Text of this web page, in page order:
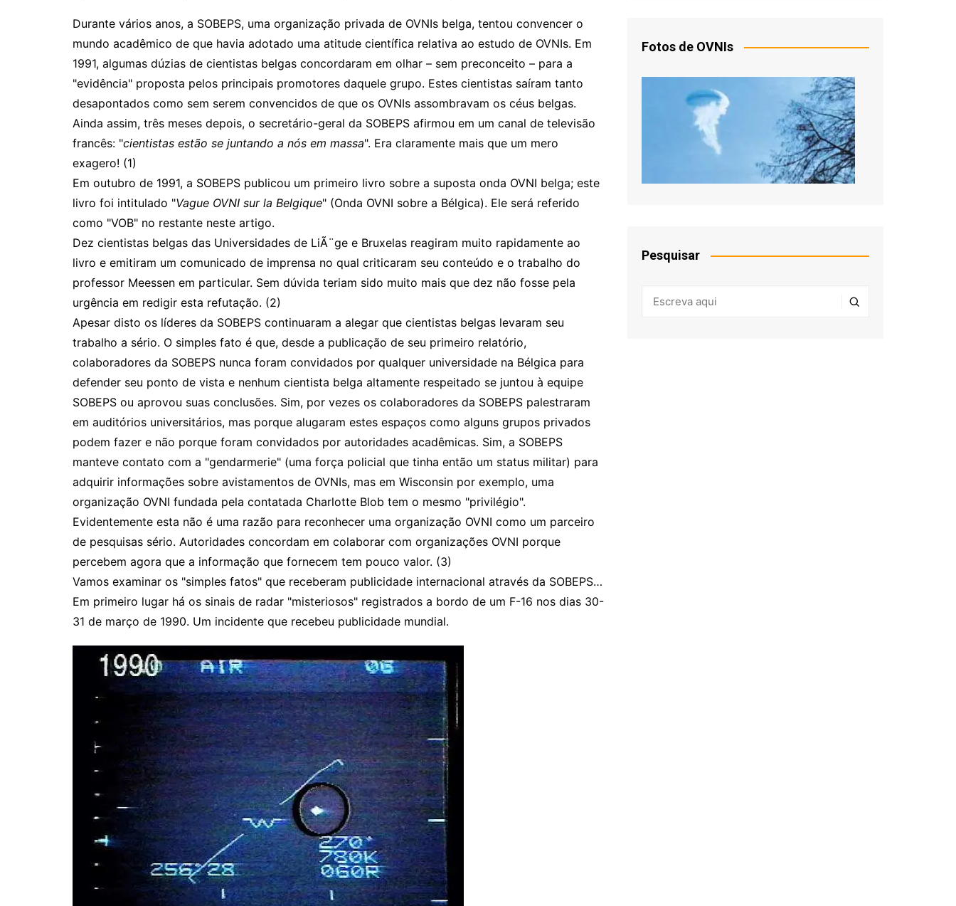
Durante vários anos, a SOBEPS, uma organização privada de OVNIs belga, tentou convencer o
mundo acadêmico de que havia adotado uma atitude científica relativa ao estudo de OVNIs. Em
1991, algumas dúzias de cientistas belgas concordaram em olhar – sem preconceito – para a
"evidência" proposta pelos principais promotores daquele grupo. Estes cientistas saíram tanto
desapontados como sem serem convencidos de que os OVNIs assombravam os céus belgas.
Ainda assim, três meses depois, o secretário-geral da SOBEPS afirmou em um canal de televisão
francês: "cientistas estão se juntando a nós em massa". Era claramente mais que um mero
exagero! (1)
Em outubro de 1991, a SOBEPS publicou um primeiro livro sobre a suposta onda OVNI belga; este
livro foi intitulado "Vague OVNI sur la Belgique" (Onda OVNI sobre a Bélgica). Ele será referido
como "VOB" no restante neste artigo.
Dez cientistas belgas das Universidades de LiÃ¨ge e Bruxelas reagiram muito rapidamente ao
livro e emitiram um comunicado de imprensa no qual criticaram seu conteúdo e o trabalho do
professor Meessen em particular. Sem dúvida teriam sido muito mais que dez não fosse pela
urgência em redigir esta refutação. (2)
Apesar disto os líderes da SOBEPS continuaram a alegar que cientistas belgas levaram seu
trabalho a sério. O simples fato é que, desde a publicação de seu primeiro relatório,
colaboradores da SOBEPS nunca foram convidados por qualquer universidade na Bélgica para
defender seu ponto de vista e nenhum cientista belga altamente respeitado se juntou à equipe
SOBEPS ou aprovou suas conclusões. Sim, por vezes os colaboradores da SOBEPS palestraram
em auditórios universitários, mas porque alugaram estes espaços como alguns grupos privados
podem fazer e não porque foram convidados por autoridades acadêmicas. Sim, a SOBEPS
manteve contato com a "gendarmerie" (uma força policial que tinha então um status militar) para
adquirir informações sobre avistamentos de OVNIs, mas em Wisconsin por exemplo, uma
organização OVNI fundada pela contatada Charlotte Blob tem o mesmo "privilégio".
Evidentemente esta não é uma razão para reconhecer uma organização OVNI como um parceiro
de pesquisas sério. Autoridades concordam em colaborar com organizações OVNI porque
percebem agora que a informação que fornecem tem pouco valor. (3)
Vamos examinar os "simples fatos" que receberam publicidade internacional através da SOBEPS…
Em primeiro lugar há os sinais de radar "misteriosos" registrados a bordo de um F-16 nos dias 30-
31 de março de 1990. Um incidente que recebeu publicidade mundial.
Fotos de OVNIs
Pesquisar